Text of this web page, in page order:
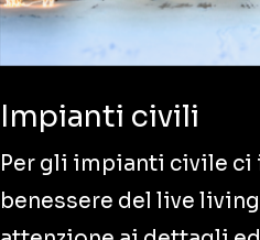
Impianti civili
Per gli impianti civile ci
benessere del live